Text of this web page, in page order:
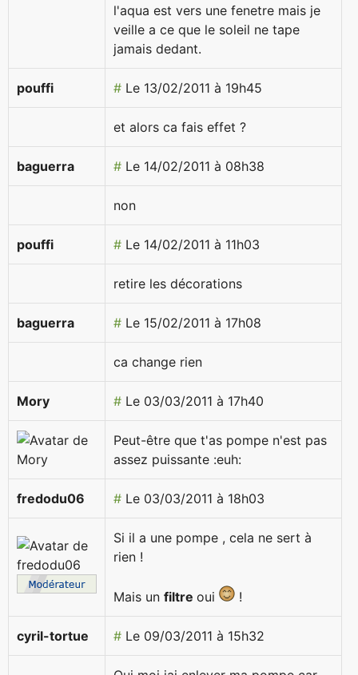
l'aqua est vers une fenetre mais je
veille a ce que le soleil ne tape
jamais dedant.
pouffi # Le 13/02/2011 à 19h45
et alors ca fais effet ?
baguerra # Le 14/02/2011 à 08h38
non
pouffi # Le 14/02/2011 à 11h03
retire les décorations
baguerra # Le 15/02/2011 à 17h08
ca change rien
Mory # Le 03/03/2011 à 17h40
Peut-être que t'as pompe n'est pas
assez puissante :euh:
fredodu06 # Le 03/03/2011 à 18h03
Si il a une pompe , cela ne sert à
rien !
Mais un filtre oui !
cyril-tortue # Le 09/03/2011 à 15h32